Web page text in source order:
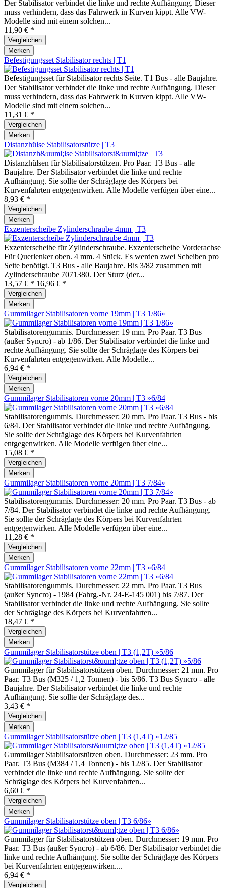
Der Stabilisator verbindet die linke und rechte Aufhängung. Dieser
muss verhindern, dass das Fahrwerk in Kurven kippt. Alle VW-
Modelle sind mit einem solchen...
11,90 € *
Vergleichen
Merken
Befestigungsset Stabilisator rechts | T1
Befestigungsset für Stabilisator rechts Seite. T1 Bus - alle Baujahre.
Der Stabilisator verbindet die linke und rechte Aufhängung. Dieser
muss verhindern, dass das Fahrwerk in Kurven kippt. Alle VW-
Modelle sind mit einem solchen...
11,31 € *
Vergleichen
Merken
Distanzhülse Stabilisatorstütze | T3
Distanzhülsen für Stabilisatorstützen. Pro Paar. T3 Bus - alle
Baujahre. Der Stabilisator verbindet die linke und rechte
Aufhängung. Sie sollte der Schräglage des Körpers bei
Kurvenfahrten entgegenwirken. Alle Modelle verfügen über eine...
8,93 € *
Vergleichen
Merken
Exzenterscheibe Zylinderschraube 4mm | T3
Exzenterscheibe für Zylinderschraube. Exzenterscheibe Vorderachse
Für Querlenker oben. 4 mm. 4 Stück. Es werden zwei Scheiben pro
Seite benötigt. T3 Bus - alle Baujahre. Bis 3/82 zusammen mit
Zylinderschraube 7071380. Der Sturz (der...
13,57 € * 16,96 € *
Vergleichen
Merken
Gummilager Stabilisatoren vorne 19mm | T3 1/86»
Stabilisatorengummis. Durchmesser: 19 mm. Pro Paar. T3 Bus
(außer Syncro) - ab 1/86. Der Stabilisator verbindet die linke und
rechte Aufhängung. Sie sollte der Schräglage des Körpers bei
Kurvenfahrten entgegenwirken. Alle Modelle...
6,94 € *
Vergleichen
Merken
Gummilager Stabilisatoren vorne 20mm | T3 »6/84
Stabilisatorengummis. Durchmesser: 20 mm. Pro Paar. T3 Bus - bis
6/84. Der Stabilisator verbindet die linke und rechte Aufhängung.
Sie sollte der Schräglage des Körpers bei Kurvenfahrten
entgegenwirken. Alle Modelle verfügen über eine...
15,08 € *
Vergleichen
Merken
Gummilager Stabilisatoren vorne 20mm | T3 7/84»
Stabilisatorengummis. Durchmesser: 20 mm. Pro Paar. T3 Bus - ab
7/84. Der Stabilisator verbindet die linke und rechte Aufhängung.
Sie sollte der Schräglage des Körpers bei Kurvenfahrten
entgegenwirken. Alle Modelle verfügen über eine...
11,28 € *
Vergleichen
Merken
Gummilager Stabilisatoren vorne 22mm | T3 »6/84
Stabilisatorengummis. Durchmesser: 22 mm. Pro Paar. T3 Bus
(außer Syncro) - 1984 (Fahrg.-Nr. 24-E-145 001) bis 7/87. Der
Stabilisator verbindet die linke und rechte Aufhängung. Sie sollte
der Schräglage des Körpers bei Kurvenfahrten...
18,47 € *
Vergleichen
Merken
Gummilager Stabilisatorstütze oben | T3 (1,2T) »5/86
Gummilager für Stabilisatorstützen oben. Durchmesser: 21 mm. Pro
Paar. T3 Bus (M325 / 1,2 Tonnen) - bis 5/86. T3 Bus Syncro - alle
Baujahre. Der Stabilisator verbindet die linke und rechte
Aufhängung. Sie sollte der Schräglage des...
3,43 € *
Vergleichen
Merken
Gummilager Stabilisatorstütze oben | T3 (1,4T) »12/85
Gummilager Stabilisatorstützen oben. Durchmesser: 23 mm. Pro
Paar. T3 Bus (M384 / 1,4 Tonnen) - bis 12/85. Der Stabilisator
verbindet die linke und rechte Aufhängung. Sie sollte der
Schräglage des Körpers bei Kurvenfahrten...
6,60 € *
Vergleichen
Merken
Gummilager Stabilisatorstütze oben | T3 6/86»
Gummilager für Stabilisatorstützen oben. Durchmesser: 19 mm. Pro
Paar. T3 Bus (außer Syncro) - ab 6/86. Der Stabilisator verbindet die
linke und rechte Aufhängung. Sie sollte der Schräglage des Körpers
bei Kurvenfahrten entgegenwirken....
6,94 € *
Vergleichen